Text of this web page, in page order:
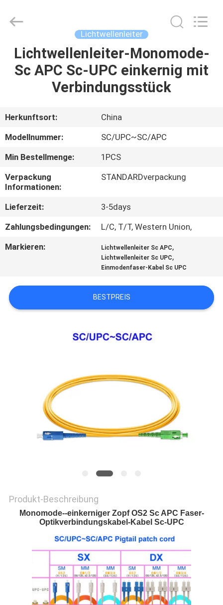
HAUS
PRODUKTE
ÜBER
UNS
FABRIK-
AUSFLUG
QUALITÄTSKONTROLLE
SITEMAP
POLICY
2021
WanyYi Telecom Tech Co.,Limited.
Reserved.
Lichtwellenleiter
Lichtwellenleiter-Monomode-
Sc APC Sc-UPC einkernig mit
Verbindungsstück
Herkunftsort:
China
Modellnummer:
SC/UPC~SC/APC
Min Bestellmenge:
1PCS
Verpackung
Informationen:
STANDARDverpackung
Lieferzeit:
3-5days
Zahlungsbedingungen:
L/C, T/T, Western Union,
Markieren:
Lichtwellenleiter Sc APC,
Lichtwellenleiter Sc UPC,
Einmodenfaser-Kabel Sc UPC
BESTPREIS
Produkt-Beschreibung
Monomode--einkerniger Zopf OS2 Sc APC Faser-
Optikverbindungskabel-Kabel Sc-UPC